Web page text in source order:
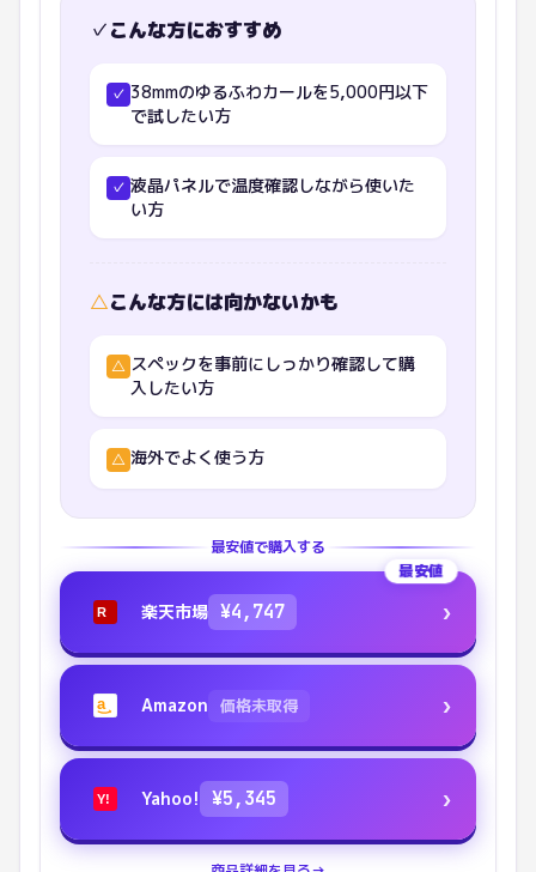
✓こんな方におすすめ
✓ 38mmのゆるふわカールを5,000円以下
で試したい方
✓ 液晶パネルで温度確認しながら使いた
い方
△こんな方には向かないかも
△ スペックを事前にしっかり確認して購
入したい方
△ 海外でよく使う方
最安値で購入する
最安値
R 楽天市場 ¥4,747 ›
a Amazon 価格未取得 ›
Y! Yahoo! ¥5,345 ›